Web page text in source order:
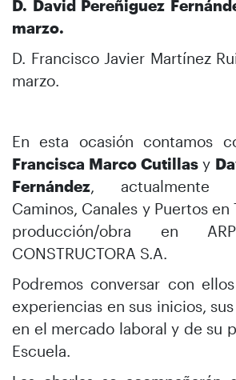
D. David Pereñiguez
marzo.
D. Francisco Javier Martínez
marzo.
En esta ocasión contamos
Francisca Marco Cutillasy
Fernández, actualmente
Caminos, Canales y Puertos en
producción/obra en
CONSTRUCTORA S.A.
Podremos conversar con
experiencias en sus inicios,
en el mercado laboral y de su
Escuela.